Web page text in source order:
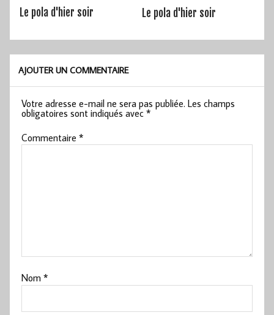
Le pola d'hier soir Le pola d'hier soir
AJOUTER UN COMMENTAIRE
Votre adresse e-mail ne sera pas publiée. Les champs
obligatoires sont indiqués avec*
Commentaire*
Nom*